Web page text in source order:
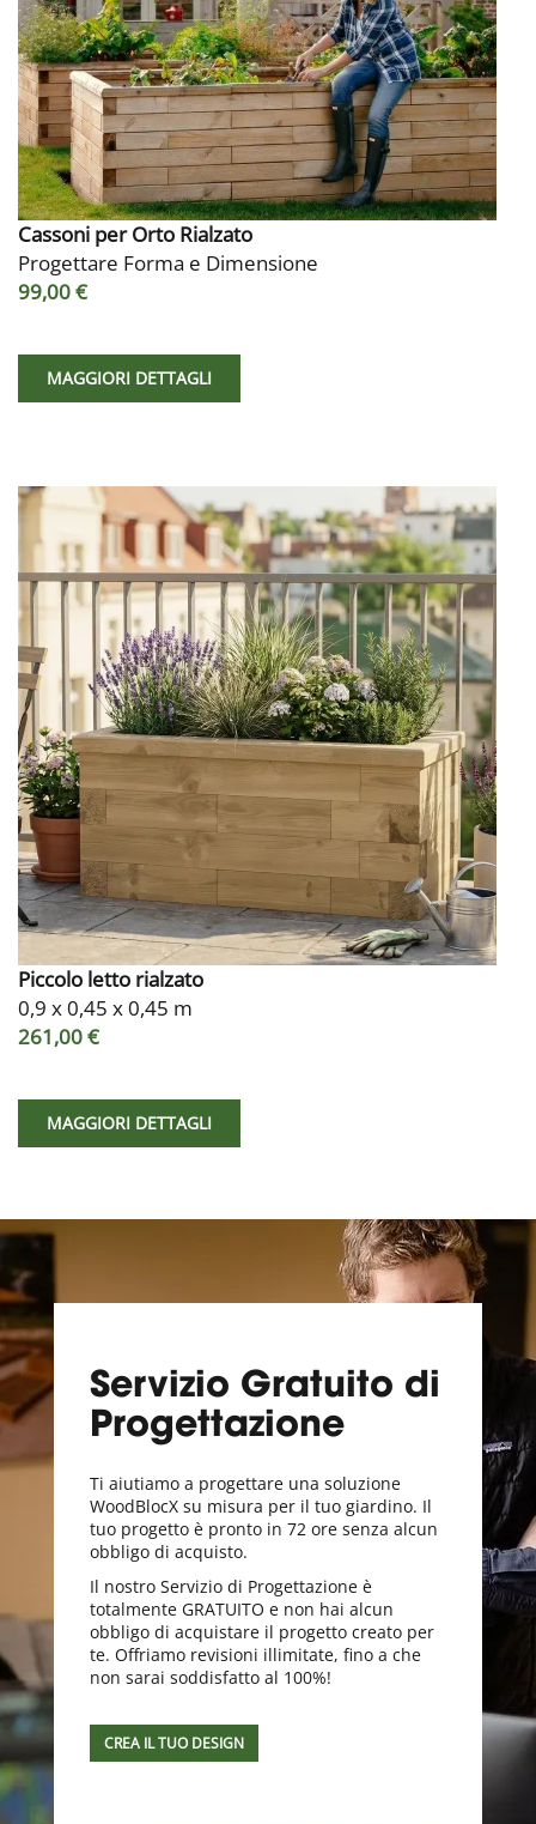
Cassoni per Orto Rialzato
Progettare Forma e Dimensione
99,00 €
MAGGIORI DETTAGLI
Piccolo letto rialzato
0,9 x 0,45 x 0,45 m
261,00 €
MAGGIORI DETTAGLI
Servizio Gratuito di
Progettazione
Ti aiutiamo a progettare una soluzione
WoodBlocX su misura per il tuo giardino. Il
tuo progetto è pronto in 72 ore senza alcun
obbligo di acquisto.
Il nostro Servizio di Progettazione è
totalmente GRATUITO e non hai alcun
obbligo di acquistare il progetto creato per
te. Offriamo revisioni illimitate, fino a che
non sarai soddisfatto al 100%!
CREA IL TUO DESIGN